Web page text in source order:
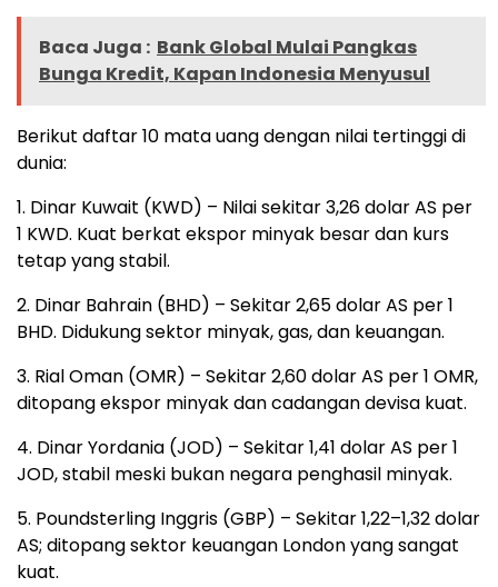
Baca Juga : Bank Global Mulai Pangkas
Bunga Kredit, Kapan Indonesia Menyusul
Berikut daftar 10 mata uang dengan nilai tertinggi di
dunia:
1. Dinar Kuwait (KWD) – Nilai sekitar 3,26 dolar AS per
1 KWD. Kuat berkat ekspor minyak besar dan kurs
tetap yang stabil.
2. Dinar Bahrain (BHD) – Sekitar 2,65 dolar AS per 1
BHD. Didukung sektor minyak, gas, dan keuangan.
3. Rial Oman (OMR) – Sekitar 2,60 dolar AS per 1 OMR,
ditopang ekspor minyak dan cadangan devisa kuat.
4. Dinar Yordania (JOD) – Sekitar 1,41 dolar AS per 1
JOD, stabil meski bukan negara penghasil minyak.
5. Poundsterling Inggris (GBP) – Sekitar 1,22–1,32 dolar
AS; ditopang sektor keuangan London yang sangat
kuat.